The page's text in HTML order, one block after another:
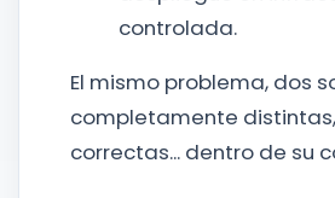
controlada.
El mismo problema, dos
completamente
correctas... dentro de su